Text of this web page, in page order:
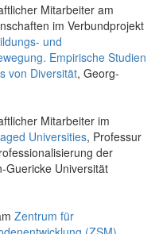
Mitarbeiter am
im Verbundprojekt
und
Empirische Studien
von Diversität, Georg-
Mitarbeiter im
Universities, Professur
der
Guericke Universität
Zentrum für